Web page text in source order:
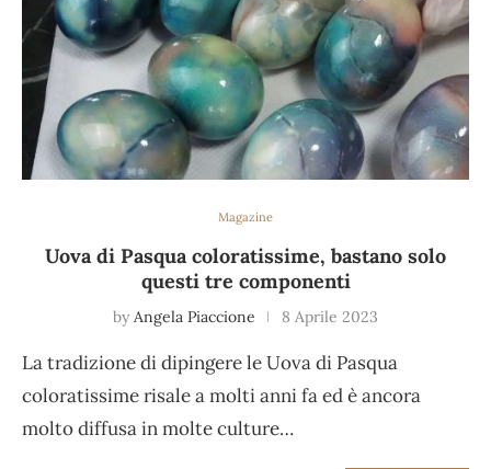
Magazine
Uova di Pasqua coloratissime, bastano solo
questi tre componenti
by Angela Piaccione 8 Aprile 2023
La tradizione di dipingere le Uova di Pasqua
coloratissime risale a molti anni fa ed è ancora
molto diffusa in molte culture…